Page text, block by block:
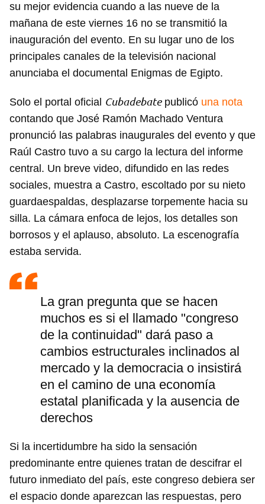
su mejor evidencia cuando a las nueve de la
mañana de este viernes 16 no se transmitió la
inauguración del evento. En su lugar uno de los
principales canales de la televisión nacional
anunciaba el documental Enigmas de Egipto.
Solo el portal oficial Cubadebatepublicó una nota
contando que José Ramón Machado Ventura
pronunció las palabras inaugurales del evento y que
Raúl Castro tuvo a su cargo la lectura del informe
central. Un breve video, difundido en las redes
sociales, muestra a Castro, escoltado por su nieto
guardaespaldas, desplazarse torpemente hacia su
silla. La cámara enfoca de lejos, los detalles son
borrosos y el aplauso, absoluto. La escenografía
estaba servida.
La gran pregunta que se hacen
muchos es si el llamado "congreso
de la continuidad" dará paso a
cambios estructurales inclinados al
mercado y la democracia o insistirá
en el camino de una economía
estatal planificada y la ausencia de
derechos
Si la incertidumbre ha sido la sensación
predominante entre quienes tratan de descifrar el
futuro inmediato del país, este congreso debiera ser
el espacio donde aparezcan las respuestas, pero